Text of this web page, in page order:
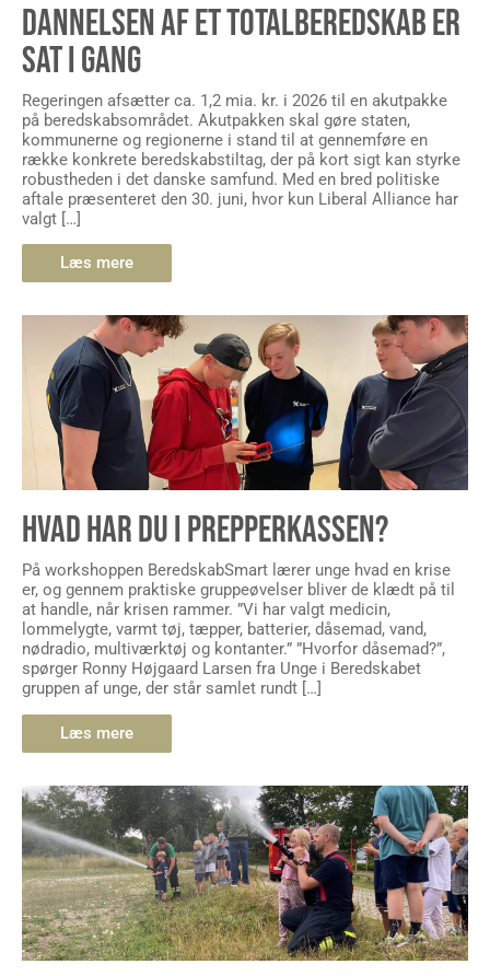
DANNELSEN AF ET TOTALBEREDSKAB ER
SAT I GANG
Regeringen afsætter ca. 1,2 mia. kr. i 2026 til en akutpakke
på beredskabsområdet. Akutpakken skal gøre staten,
kommunerne og regionerne i stand til at gennemføre en
række konkrete beredskabstiltag, der på kort sigt kan styrke
robustheden i det danske samfund. Med en bred politiske
aftale præsenteret den 30. juni, hvor kun Liberal Alliance har
valgt […]
Læs mere
HVAD HAR DU I PREPPERKASSEN?
På workshoppen BeredskabSmart lærer unge hvad en krise
er, og gennem praktiske gruppeøvelser bliver de klædt på til
at handle, når krisen rammer. ”Vi har valgt medicin,
lommelygte, varmt tøj, tæpper, batterier, dåsemad, vand,
nødradio, multiværktøj og kontanter.” ”Hvorfor dåsemad?”,
spørger Ronny Højgaard Larsen fra Unge i Beredskabet
gruppen af unge, der står samlet rundt […]
Læs mere